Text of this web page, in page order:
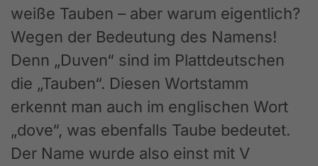
weiße Tauben – aber warum eigentlich?
Wegen der Bedeutung des Namens!
Denn „Duven“ sind im Plattdeutschen
die „Tauben“. Diesen Wortstamm
erkennt man auch im englischen Wort
„dove“, was ebenfalls Taube bedeutet.
Der Name wurde also einst mit V